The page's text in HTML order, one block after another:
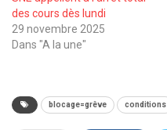
des cours dès lundi
29 novembre 2025
Dans "A la une"
blocage=grêve conditions